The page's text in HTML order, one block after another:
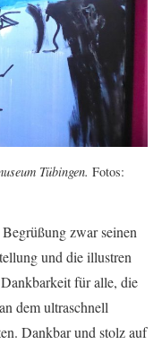
Tübingen. Fotos:
zwar seinen
und die illustren
für alle, die
dem ultraschnell
Dankbar und stolz auf